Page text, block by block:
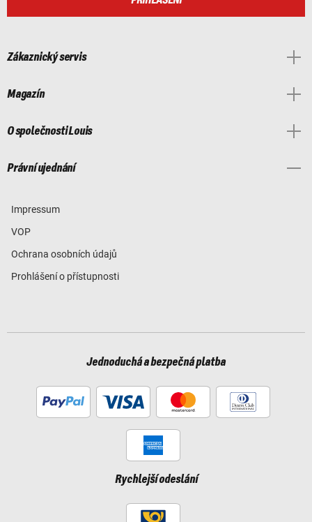
Zákaznický servis
Magazín
O společnosti Louis
Právní ujednání
Impressum
VOP
Ochrana osobních údajů
Prohlášení o přístupnosti
Jednoduchá a bezpečná platba
Rychlejší odeslání